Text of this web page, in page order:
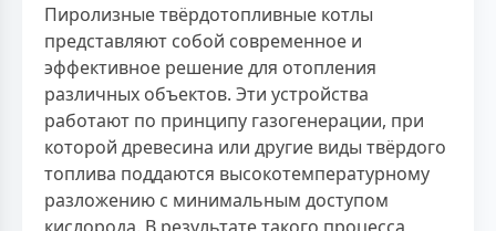
Пиролизные твёрдотопливные котлы
представляют собой современное и
эффективное решение для отопления
различных объектов. Эти устройства
работают по принципу газогенерации, при
которой древесина или другие виды твёрдого
топлива поддаются высокотемпературному
разложению с минимальным доступом